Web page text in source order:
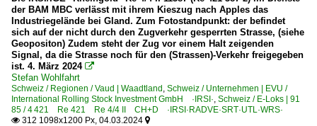
der BAM MBC verlässt mit ihrem Kieszug nach Apples das
Industriegelände bei Gland. Zum Fotostandpunkt: der befindet
sich auf der nicht durch den Zugverkehr gesperrten Strasse, (siehe
Geopositon) Zudem steht der Zug vor einem Halt zeigenden
Signal, da die Strasse noch für den (Strassen)-Verkehr freigegeben
ist. 4. März 2024 
Stefan Wohlfahrt
Schweiz / Regionen / Vaud | Waadtland Schweiz / Unternehmen | EVU /
International Rolling Stock Investment GmbH ·IRSI· Schweiz / E-Loks | 91
85 / 4 421 Re 421 Re 4/4 II CH+D ·IRSI·RADVE·SRT·UTL·WRS·
 312 1098x1200 Px, 04.03.2024 